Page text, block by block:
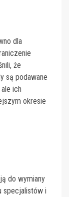
dla
że
są podawane
ich
okresie
do wymiany
specjalistów i